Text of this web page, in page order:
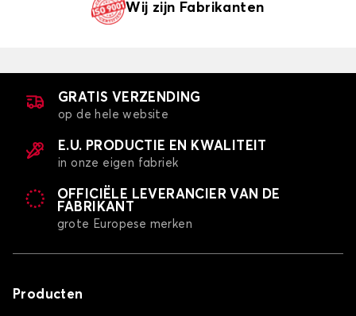
Wij zijn Fabrikanten
GRATIS VERZENDING
op de hele website
E.U. PRODUCTIE EN KWALITEIT
in onze eigen fabriek
OFFICIËLE LEVERANCIER VAN DE
FABRIKANT
grote Europese merken
Producten